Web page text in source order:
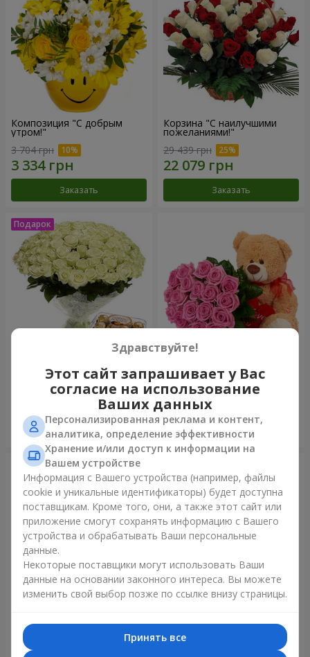
Композиция "С добрым
утром!"
3 704 грн
Заказать
Корзина "С наилучшими
пожеланиями!"
29 439 грн
Заказать
39 099 грн
Заказать
11 039 грн
Заказать
93 252 грн
Букет "Очей очарованье"
Здравствуйте!
Этот сайт запрашивает у Вас
согласие на использование
Ваших данных
Персонализированная реклама и контент,
аналитика, определение эффективности
Хранение и/или доступ к информации на
Вашем устройстве
Информация с Вашего устройства (например, файлы
cookie и уникальные идентификаторы) будет доступна
поставщикам. Кроме того, они, а также этот сайт или
приложение смогут сохранять информацию с Вашего
устройства и обрабатывать Ваши персональные
данные.
Некоторые поставщики могут использовать Ваши
данные на основании законного интереса. Вы можете
изменить свой выбор позже по ссылке внизу страницы.
Принять все